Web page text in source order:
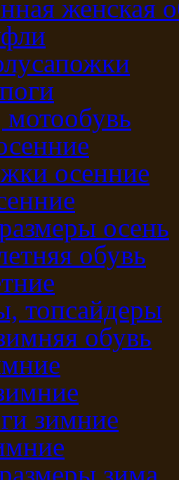
женская
осенние
осень
обувь
топсайдеры
обувь
зимние